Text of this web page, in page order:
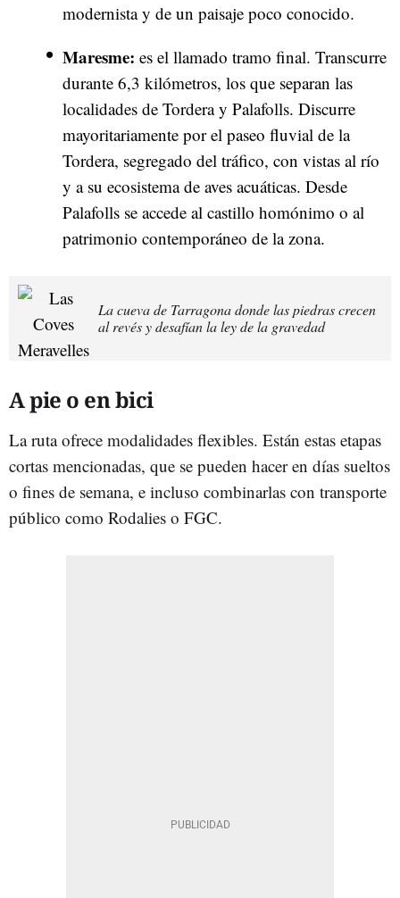
modernista y de un paisaje poco conocido.
Maresme: es el llamado tramo final. Transcurre
durante 6,3 kilómetros, los que separan las
localidades de Tordera y Palafolls. Discurre
mayoritariamente por el paseo fluvial de la
Tordera, segregado del tráfico, con vistas al río
y a su ecosistema de aves acuáticas. Desde
Palafolls se accede al castillo homónimo o al
patrimonio contemporáneo de la zona.
La cueva de Tarragona donde las piedras crecen
al revés y desafían la ley de la gravedad
A pie o en bici
La ruta ofrece modalidades flexibles. Están estas etapas
cortas mencionadas, que se pueden hacer en días sueltos
o fines de semana, e incluso combinarlas con transporte
público como Rodalies o FGC.